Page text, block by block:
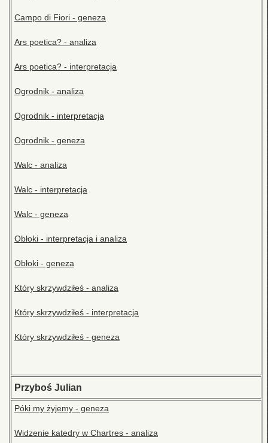
Campo di Fiori - geneza
Ars poetica? - analiza
Ars poetica? - interpretacja
Ogrodnik - analiza
Ogrodnik - interpretacja
Ogrodnik - geneza
Walc - analiza
Walc - interpretacja
Walc - geneza
Obłoki - interpretacja i analiza
Obłoki - geneza
Który skrzywdziłeś - analiza
Który skrzywdziłeś - interpretacja
Który skrzywdziłeś - geneza
Przyboś Julian
Póki my żyjemy - geneza
Widzenie katedry w Chartres - analiza